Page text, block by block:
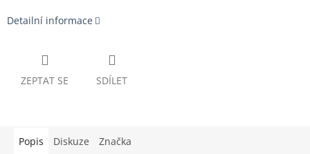
Detailní informace
ZEPTAT SE SDÍLET
Popis Diskuze Značka